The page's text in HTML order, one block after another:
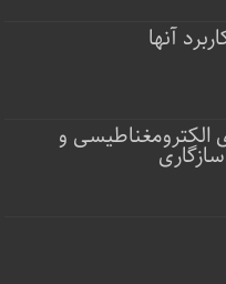
آنها
الکترومغناطیسی و